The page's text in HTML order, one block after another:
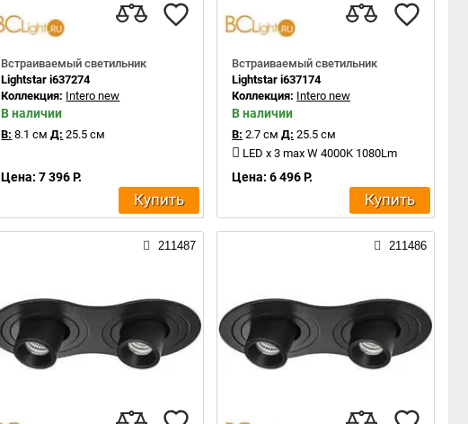
Встраиваемый светильник
Lightstar i637274
Коллекция: Intero new
В наличии
В: 8.1 см Д: 25.5 см
Цена: 7 396 Р.
Купить
Встраиваемый светильник
Lightstar i637174
Коллекция: Intero new
В наличии
В: 2.7 см Д: 25.5 см
LED x 3 max W 4000K 1080Lm
Цена: 6 496 Р.
Купить
211487 211486